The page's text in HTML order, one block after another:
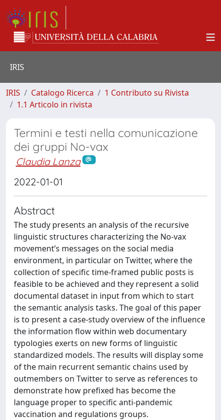
IRIS
IRIS Catalogo Ricerca
1 Contributo su Rivista
1.1 Articolo in rivista
Termini e testi nella comunicazione
dei gruppi No-vax
Claudia Lanza
2022-01-01
Abstract
The study presents an analysis of the recursive
linguistic structures characterizing the No-vax
movement’s messages on the social media
environment, in particular on Twitter, where the
collection of specific time-framed public posts is
feasible to be achieved and they represent a solid
documental dataset in input from which to start
the semantic analysis tasks. The goal of this paper
is to present a case-study overview of the influence
the information flow within web documentary
typologies exerts on new forms of linguistic
standardized models. The results will display some
of the main recurrent semantic chains used by
outmembers on Twitter to serve as references to
demonstrate how prefixed has become the
language proper to specific anti-pandemic
vaccination and regulations groups.